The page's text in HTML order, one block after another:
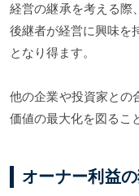
経営の継承を考える際
後継者が経営に興味を
となり得ます。
他の企業や投資家との
価値の最大化を図るこ
オーナー利益